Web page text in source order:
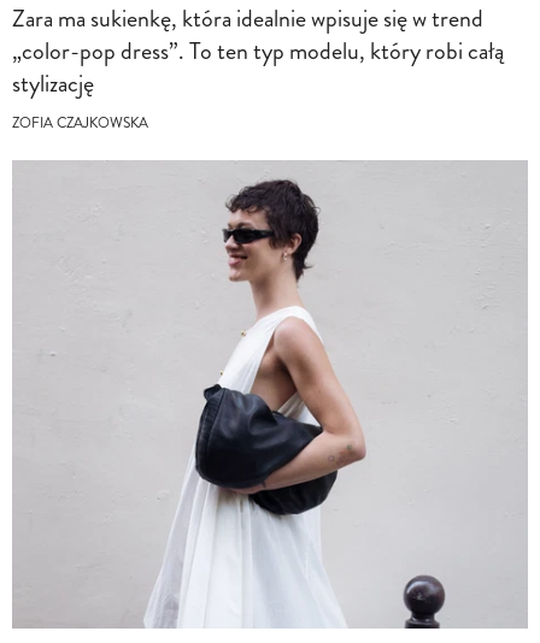
Zara ma sukienkę, która idealnie wpisuje się w trend
„color-pop dress”. To ten typ modelu, który robi całą
stylizację
ZOFIA CZAJKOWSKA